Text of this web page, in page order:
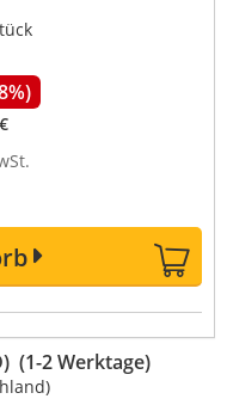
(1-2 Werktage)